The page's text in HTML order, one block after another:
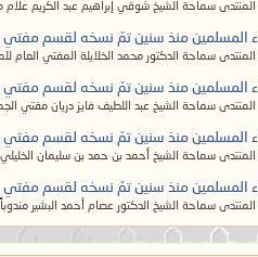
صلى الله عليه وأله
به ما عند الله عز
صلّى الله عليه وآله:
للدماء، لا
والبدعة فيهم
عارم، ونساؤهم
سماحة الشيخ شوقي إبراهيم عبد الكريم علّام
المسلمين منذ سنين تمّ نسخه لقسم مفتي
سماحة الدكتور محمد الخلايلة المفتي العام
المسلمين منذ سنين تمّ نسخه لقسم مفتي
سماحة الشيخ عبد اللطيف فايز دريان مفتي
المسلمين منذ سنين تمّ نسخه لقسم مفتي
سماحة الشيخ أحمد بن حمد بن سليمان
المسلمين منذ سنين تمّ نسخه لقسم مفتي
سماحة الشيخ الدكتور عصام أحمد البشير